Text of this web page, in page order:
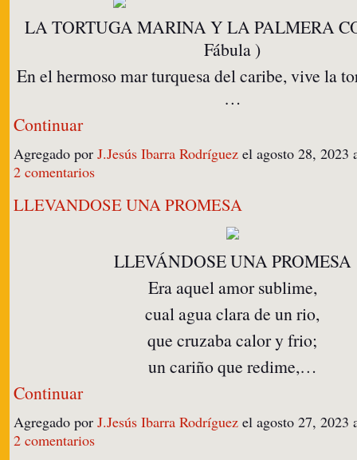
LA TORTUGA MARINA Y LA PALMERA
Fábula )
En el hermoso mar turquesa del caribe, vive la
…
Continuar
Agregado por J.Jesús Ibarra Rodríguez el agosto 28,
2 comentarios
LLEVANDOSE UNA PROMESA
LLEVÁNDOSE UNA PROMESA
Era aquel amor sublime,
cual agua clara de un rio,
que cruzaba calor y frio;
un cariño que redime,…
Continuar
Agregado por J.Jesús Ibarra Rodríguez el agosto 27,
2 comentarios